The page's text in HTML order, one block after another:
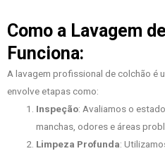
Como a Lavagem
Funciona:
A lavagem profissional de colchão é
envolve etapas como:
Inspeção: Avaliamos o
manchas, odores e áreas
Limpeza Profunda: